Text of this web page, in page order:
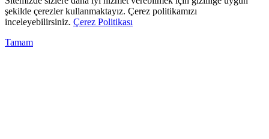
şekilde çerezler kullanmaktayız. Çerez politikamızı
inceleyebilirsiniz. Çerez Politikası
Tamam